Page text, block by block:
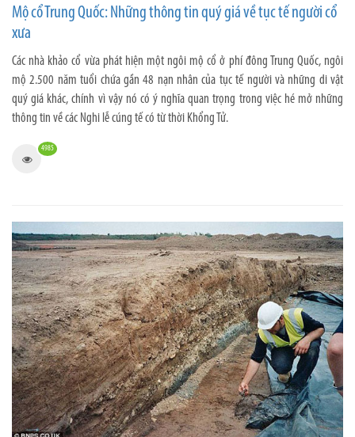
Mộ cổ Trung Quốc: Những thông tin quý giá về tục tế người cổ
xưa
Các nhà khảo cổ vừa phát hiện một ngôi mộ cổ ở phí đông Trung Quốc, ngôi
mộ 2.500 năm tuổi chứa gần 48 nạn nhân của tục tế người và những di vật
quý giá khác, chính vì vậy nó có ý nghĩa quan trọng trong việc hé mở những
thông tin về các Nghi lễ cúng tế có từ thời Khổng Tử.
4985